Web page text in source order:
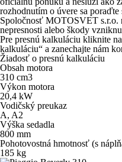
rozhodnutím o úvere sa
Spoločnosť MOTOSVET s.r.o.
nepresnosti alebo škody
Pre presnú kalkuláciu kliknite
kalkuláciu“ a zanechajte nám
Žiadosť o presnú kalkuláciu
Obsah motora
310 cm3
Výkon motora
20,4 kW
Vodičský preukaz
A, A2
Výška sedadla
800 mm
Pohotovostná hmotnosť (s
185 kg